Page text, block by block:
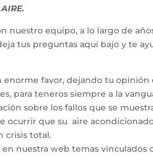
nuestro equipo, a lo largo de
tus preguntas aquí bajo y te
enorme favor, dejando tu
para teneros siempre a la
sobre los fallos que se
ocurrir que su aire
crisis total.
nuestra web temas vinculados